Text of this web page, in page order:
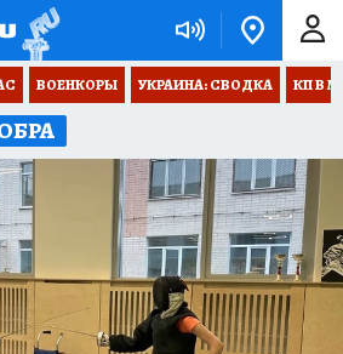
ВОЕНКОРЫ УКРАИНА: СВОДКА КП В